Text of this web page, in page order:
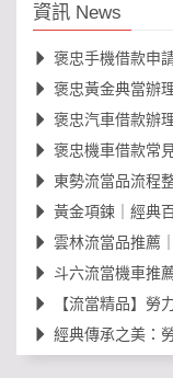
資訊 News
褒忠手機借款申
褒忠黃金典當辦
褒忠汽車借款辦
褒忠機車借款常
東勢流當品流程
黃金項鍊｜經典百搭
雲林流當品推薦｜18K
斗六流當機車推薦｜
【流當精品】勞力士
經典傳承之美：勞力士